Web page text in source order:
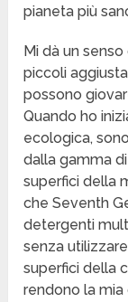
pianeta più
Mi dà un
piccoli
possono
Quando ho
ecologica,
dalla gamma
superfici della
che Seventh
detergenti
senza
superfici della
rendono la